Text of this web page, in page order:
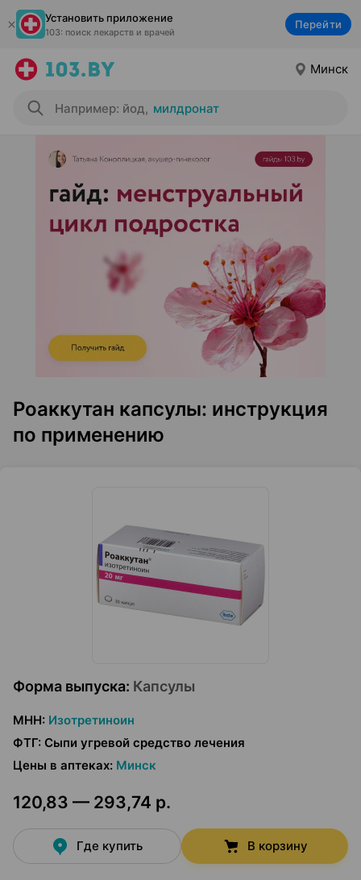
Установить приложение
103: поиск лекарств и врачей
Перейти
Минск
Например: йод, милдронат
Роаккутан капсулы: инструкция
по применению
Форма выпуска: Капсулы
МНН: Изотретиноин
ФТГ: Сыпи угревой средство лечения
Цены в аптеках: Минск
120,83 — 293,74 р.
Где купить В корзину